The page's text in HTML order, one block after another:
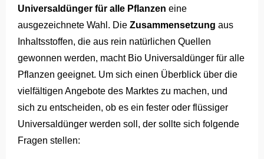
Universaldünger für alle Pflanzen eine
ausgezeichnete Wahl. Die Zusammensetzung aus
Inhaltsstoffen, die aus rein natürlichen Quellen
gewonnen werden, macht Bio Universaldünger für alle
Pflanzen geeignet. Um sich einen Überblick über die
vielfältigen Angebote des Marktes zu machen, und
sich zu entscheiden, ob es ein fester oder flüssiger
Universaldünger werden soll, der sollte sich folgende
Fragen stellen: